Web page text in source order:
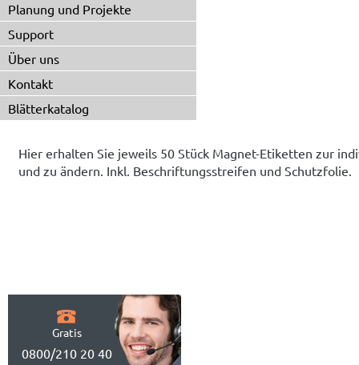
Planung und Projekte
Support
Über uns
Kontakt
Blätterkatalog
Hier erhalten Sie jeweils 50 Stück Magnet-Etiketten zur
und zu ändern. Inkl. Beschriftungsstreifen und Schutzfolie.
Gratis
0800/210 20 40